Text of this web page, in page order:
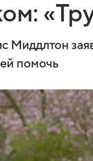
Миддлтон
помочь